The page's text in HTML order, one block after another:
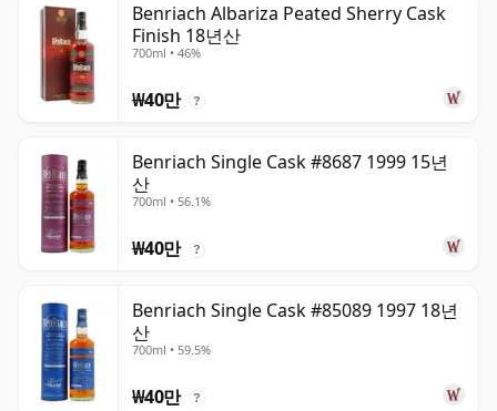
Benriach Albariza Peated Sherry Cask
Finish 18년산
700ml • 46%
₩40만 ?
Benriach Single Cask #8687 1999 15년
산
700ml • 56.1%
₩40만 ?
Benriach Single Cask #85089 1997 18년
산
700ml • 59.5%
₩40만 ?